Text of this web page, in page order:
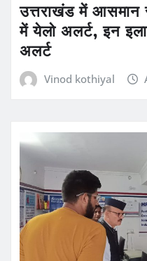
उत्तराखंड में आसमान
में येलो अलर्ट, इन
अलर्ट
Vinod kothiyal